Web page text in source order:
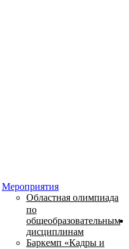
Мероприятия
Областная олимпиада
по
общеобразовательным
дисциплинам
Баркемп «Кадры и